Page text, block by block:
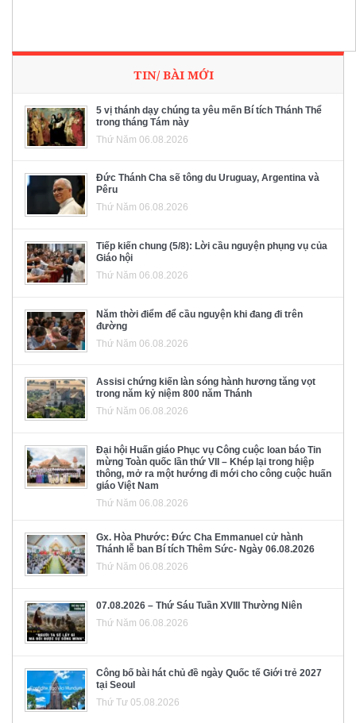
TIN/ BÀI MỚI
5 vị thánh dạy chúng ta yêu mến Bí tích Thánh Thể
trong tháng Tám này
Thứ Năm 06.08.2026
Đức Thánh Cha sẽ tông du Uruguay, Argentina và
Pêru
Thứ Năm 06.08.2026
Tiếp kiến chung (5/8): Lời cầu nguyện phụng vụ của
Giáo hội
Thứ Năm 06.08.2026
Năm thời điểm để cầu nguyện khi đang đi trên
đường
Thứ Năm 06.08.2026
Assisi chứng kiến làn sóng hành hương tăng vọt
trong năm kỷ niệm 800 năm Thánh
Thứ Năm 06.08.2026
Đại hội Huấn giáo Phục vụ Công cuộc loan báo Tin
mừng Toàn quốc lần thứ VII – Khép lại trong hiệp
thông, mở ra một hướng đi mới cho công cuộc huấn
giáo Việt Nam
Thứ Năm 06.08.2026
Gx. Hòa Phước: Đức Cha Emmanuel cử hành
Thánh lễ ban Bí tích Thêm Sức- Ngày 06.08.2026
Thứ Năm 06.08.2026
07.08.2026 – Thứ Sáu Tuần XVIII Thường Niên
Thứ Năm 06.08.2026
Công bố bài hát chủ đề ngày Quốc tế Giới trẻ 2027
tại Seoul
Thứ Tư 05.08.2026